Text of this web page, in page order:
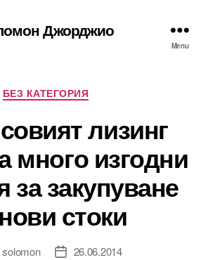
Джорджио
Menu
Categories
БЕЗ КАТЕГОРИЯ
лизинг
много изгодни
за закупуване
стоки
solomon
Post26.06.2014